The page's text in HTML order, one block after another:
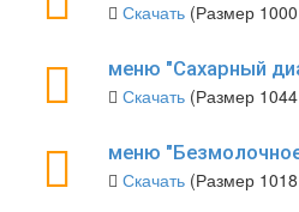
Скачать(Размер
меню "Сахарный
Скачать(Размер
меню
Скачать(Размер